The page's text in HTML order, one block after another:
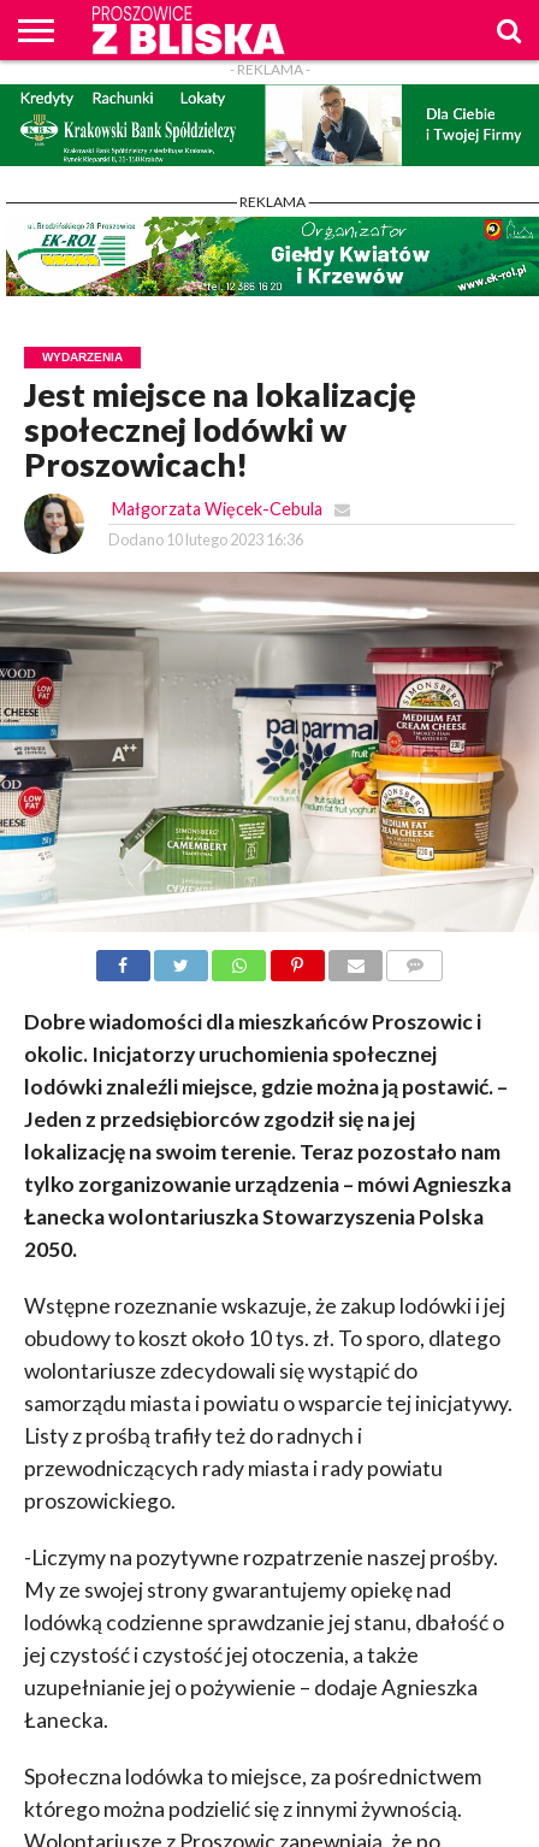
O
NAS
WIADOMOŚCI
ZAPYTAM
WPROST
CENNIK
REKLAM
PROSZOWICE
Z BLISKA
KONTAKT
- REKLAMA -
- REKLAMA -
WYDARZENIA
Jest miejsce na lokalizację
społecznej lodówki w
Proszowicach!
Małgorzata Więcek-Cebula
Dodano 10 lutego 2023 16:36
Dobre wiadomości dla mieszkańców Proszowic i
okolic. Inicjatorzy uruchomienia społecznej
lodówki znaleźli miejsce, gdzie można ją postawić. –
Jeden z przedsiębiorców zgodził się na jej
lokalizację na swoim terenie. Teraz pozostało nam
tylko zorganizowanie urządzenia – mówi Agnieszka
Łanecka wolontariuszka Stowarzyszenia Polska
2050.
Wstępne rozeznanie wskazuje, że zakup lodówki i jej
obudowy to koszt około 10 tys. zł. To sporo, dlatego
wolontariusze zdecydowali się wystąpić do
samorządu miasta i powiatu o wsparcie tej inicjatywy.
Listy z prośbą trafiły też do radnych i
przewodniczących rady miasta i rady powiatu
proszowickiego.
-Liczymy na pozytywne rozpatrzenie naszej prośby.
My ze swojej strony gwarantujemy opiekę nad
lodówką codzienne sprawdzanie jej stanu, dbałość o
jej czystość i czystość jej otoczenia, a także
uzupełnianie jej o pożywienie – dodaje Agnieszka
Łanecka.
Społeczna lodówka to miejsce, za pośrednictwem
którego można podzielić się z innymi żywnością.
Wolontariusze z Proszowic zapewniają, że po